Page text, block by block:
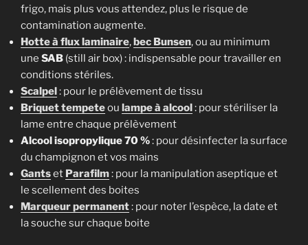
frigo, mais plus vous attendez, plus le risque de
contamination augmente.
Hotte à flux laminaire, bec Bunsen, ou au minimum
une SAB (still air box) : indispensable pour travailler en
conditions stériles.
Scalpel : pour le prélèvement de tissu
Briquet tempeteou lampe à alcool : pour stériliser la
lame entre chaque prélèvement
Alcool isopropylique 70 %: pour désinfecter la surface
du champignon et vos mains
Gantset Parafilm: pour la manipulation aseptique et
le scellement des boites
Marqueur permanent: pour noter l’espèce, la date et
la souche sur chaque boite